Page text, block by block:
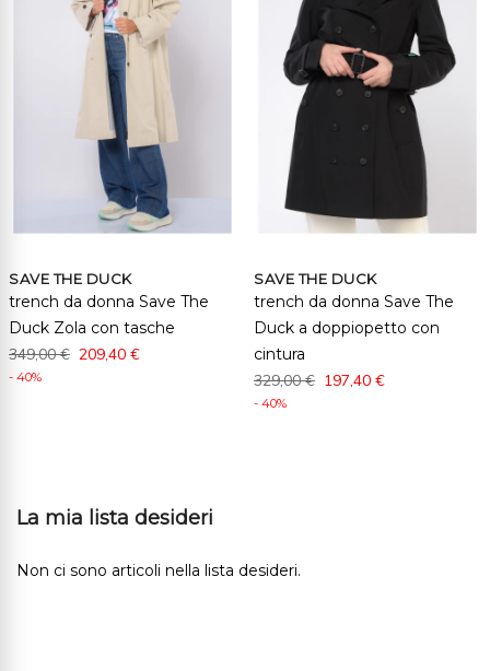
SAVE THE DUCK
trench da donna Save The
Duck Zola con tasche
349,00 € 209,40 €
- 40%
SAVE THE DUCK
trench da donna Save The
Duck a doppiopetto con
cintura
329,00 € 197,40 €
- 40%
La mia lista desideri
Non ci sono articoli nella lista desideri.